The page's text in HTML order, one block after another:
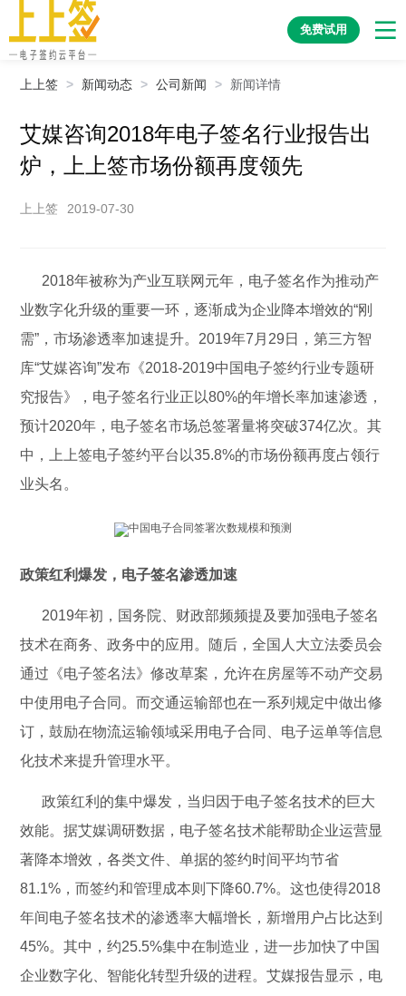
免费试用
上上签 > 新闻动态 > 公司新闻 > 新闻详情
艾媒咨询2018年电子签名行业报告出
炉，上上签市场份额再度领先
上上签 2019-07-30
2018年被称为产业互联网元年，电子签名作为推动产
业数字化升级的重要一环，逐渐成为企业降本增效的“刚
需”，市场渗透率加速提升。2019年7月29日，第三方智
库“艾媒咨询”发布《2018-2019中国电子签约行业专题研
究报告》，电子签名行业正以80%的年增长率加速渗透，
预计2020年，电子签名市场总签署量将突破374亿次。其
中，上上签电子签约平台以35.8%的市场份额再度占领行
业头名。
政策红利爆发，电子签名渗透加速
2019年初，国务院、财政部频频提及要加强电子签名
技术在商务、政务中的应用。随后，全国人大立法委员会
通过《电子签名法》修改草案，允许在房屋等不动产交易
中使用电子合同。而交通运输部也在一系列规定中做出修
订，鼓励在物流运输领域采用电子合同、电子运单等信息
化技术来提升管理水平。
政策红利的集中爆发，当归因于电子签名技术的巨大
效能。据艾媒调研数据，电子签名技术能帮助企业运营显
著降本增效，各类文件、单据的签约时间平均节省
81.1%，而签约和管理成本则下降60.7%。这也使得2018
年间电子签名技术的渗透率大幅增长，新增用户占比达到
45%。其中，约25.5%集中在制造业，进一步加快了中国
企业数字化、智能化转型升级的进程。艾媒报告显示，电